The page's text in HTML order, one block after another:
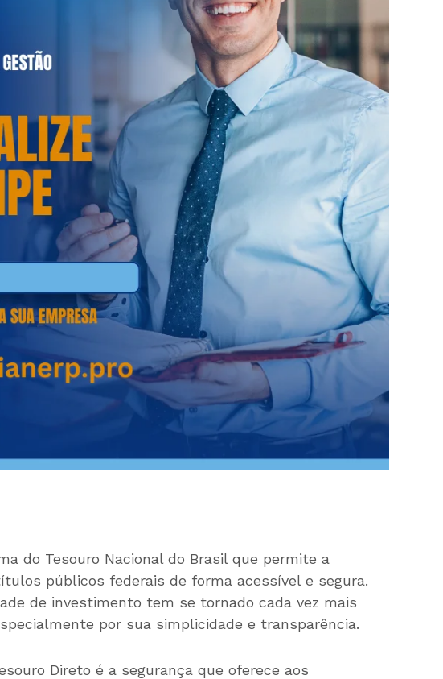
do Tesouro Nacional do Brasil que permite a
públicos federais de forma acessível e segura.
de investimento tem se tornado cada vez mais
por sua simplicidade e transparência.
Direto é a segurança que oferece aos